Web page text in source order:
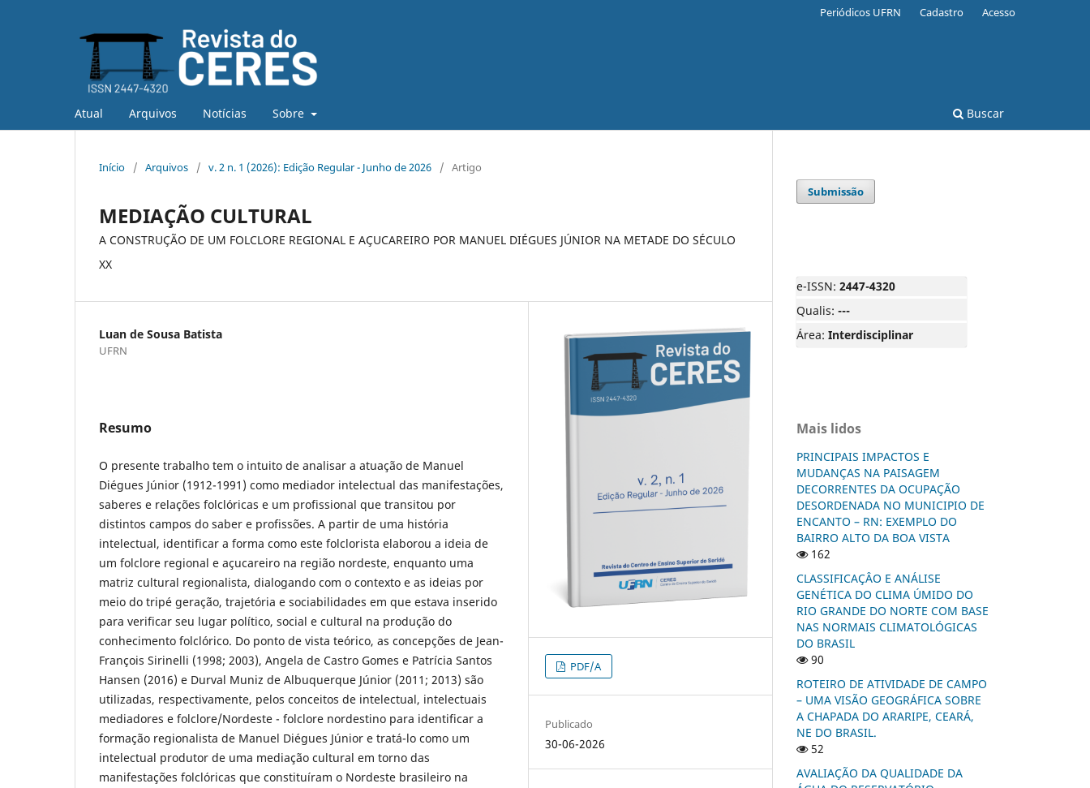
Atual Arquivos Notícias Sobre Buscar
Periódicos UFRN Cadastro Acesso
Início / Arquivos / v. 2 n. 1 (2026): Edição Regular - Junho de 2026 / Artigo
MEDIAÇÃO CULTURAL
A CONSTRUÇÃO DE UM FOLCLORE REGIONAL E AÇUCAREIRO POR MANUEL DIÉGUES JÚNIOR NA METADE DO SÉCULO
XX
Luan de Sousa Batista
UFRN
Resumo
O presente trabalho tem o intuito de analisar a atuação de Manuel
Diégues Júnior (1912-1991) como mediador intelectual das manifestações,
saberes e relações folclóricas e um profissional que transitou por
distintos campos do saber e profissões. A partir de uma história
intelectual, identificar a forma como este folclorista elaborou a ideia de
um folclore regional e açucareiro na região nordeste, enquanto uma
matriz cultural regionalista, dialogando com o contexto e as ideias por
meio do tripé geração, trajetória e sociabilidades em que estava inserido
para verificar seu lugar político, social e cultural na produção do
conhecimento folclórico. Do ponto de vista teórico, as concepções de Jean-
François Sirinelli (1998; 2003), Angela de Castro Gomes e Patrícia Santos
Hansen (2016) e Durval Muniz de Albuquerque Júnior (2011; 2013) são
utilizadas, respectivamente, pelos conceitos de intelectual, intelectuais
mediadores e folclore/Nordeste - folclore nordestino para identificar a
formação regionalista de Manuel Diégues Júnior e tratá-lo como um
intelectual produtor de uma mediação cultural em torno das
manifestações folclóricas que constituíram o Nordeste brasileiro na
PDF/A
Publicado
30-06-2026
Submissão
e-ISSN: 2447-4320
Qualis: ---
Área: Interdisciplinar
Mais lidos
PRINCIPAIS IMPACTOS E
MUDANÇAS NA PAISAGEM
DECORRENTES DA OCUPAÇÃO
DESORDENADA NO MUNICIPIO DE
ENCANTO – RN: EXEMPLO DO
BAIRRO ALTO DA BOA VISTA
162
CLASSIFICAÇÂO E ANÁLISE
GENÉTICA DO CLIMA ÚMIDO DO
RIO GRANDE DO NORTE COM BASE
NAS NORMAIS CLIMATOLÓGICAS
DO BRASIL
90
ROTEIRO DE ATIVIDADE DE CAMPO
– UMA VISÃO GEOGRÁFICA SOBRE
A CHAPADA DO ARARIPE, CEARÁ,
NE DO BRASIL.
52
AVALIAÇÃO DA QUALIDADE DA